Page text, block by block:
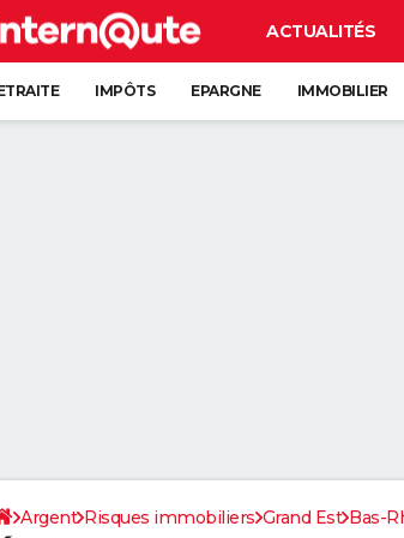
ACTUALITÉS
IMPÔTS EPARGNE IMMOBILIER
Argent Risques immobiliers Grand Est Bas-